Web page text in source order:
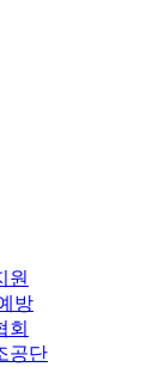
원
방
회
공단